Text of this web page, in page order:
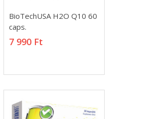
BioTechUSA H2O Q10
7 990 Ft
BioTechUSA H2O Q10 60
caps.
7 990 Ft